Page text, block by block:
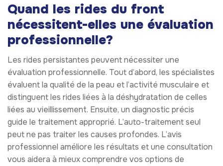
Quand les rides du front
nécessitent-elles une évaluation
professionnelle?
Les rides persistantes peuvent nécessiter une
évaluation professionnelle. Tout d’abord, les spécialistes
évaluent la qualité de la peau et l’activité musculaire et
distinguent les rides liées à la déshydratation de celles
liées au vieillissement. Ensuite, un diagnostic précis
guide le traitement approprié. L’auto-traitement seul
peut ne pas traiter les causes profondes. L’avis
professionnel améliore les résultats et une consultation
vous aidera à mieux comprendre vos options de